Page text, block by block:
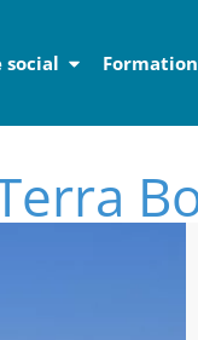
social Formation